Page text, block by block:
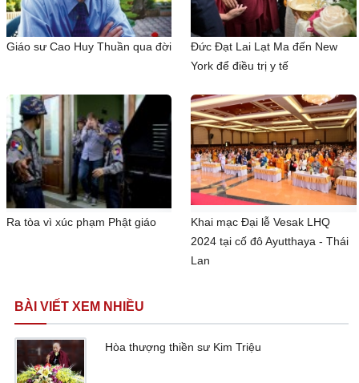
Giáo sư Cao Huy Thuần qua đời
Đức Đạt Lai Lạt Ma đến New
York để điều trị y tế
Ra tòa vì xúc phạm Phật giáo
Khai mạc Đại lễ Vesak LHQ
2024 tại cố đô Ayutthaya - Thái
Lan
BÀI VIẾT XEM NHIỀU
Hòa thượng thiền sư Kim Triệu